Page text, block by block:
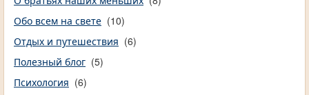
Обо всем на свете (10)
Отдых и путешествия (6)
Полезный блог (5)
Психология (6)